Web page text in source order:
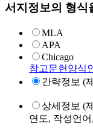
서지정보의 형식
MLA
APA
Chicago
참고문헌양식
간략정보 (
상세정보 (
연도, 작성언